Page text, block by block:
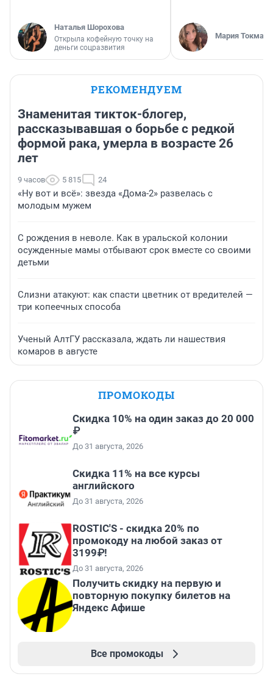
Наталья Шорохова
Открыла кофейную точку на
деньги соцразвития
Мария
РЕКОМЕНДУЕМ
Знаменитая тикток-блогер,
рассказывавшая о борьбе с редкой
формой рака, умерла в возрасте 26
лет
9 часов 5 815 24
«Ну вот и всё»: звезда «Дома-2» развелась с
молодым мужем
С рождения в неволе. Как в уральской колонии
осужденные мамы отбывают срок вместе со своими
детьми
Слизни атакуют: как спасти цветник от вредителей —
три копеечных способа
Ученый АлтГУ рассказала, ждать ли нашествия
комаров в августе
ПРОМОКОДЫ
Скидка 10% на один заказ до 20 000
₽
До 31 августа, 2026
Скидка 11% на все курсы
английского
До 31 августа, 2026
ROSTIC'S - скидка 20% по
промокоду на любой заказ от
3199₽!
До 31 августа, 2026
Получить скидку на первую и
повторную покупку билетов на
Яндекс Афише
Все промокоды